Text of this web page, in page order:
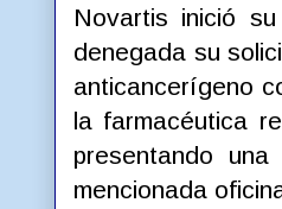
Novartis inició
denegada su
anticancerígeno
la farmacéutica
presentando
mencionada